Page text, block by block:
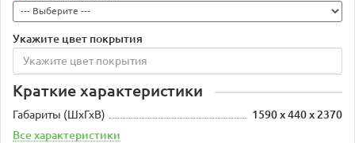
Укажите цвет покрытия
Краткие характеристики
Габариты (ШхГхВ)
1590 х 440 х 2370
Все характеристики